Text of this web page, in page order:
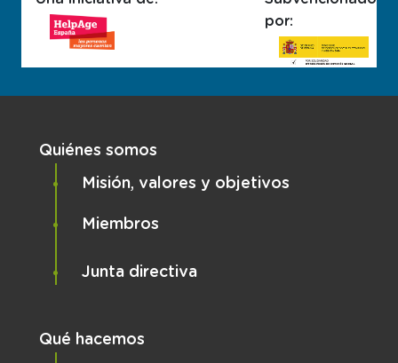
por:
Navegación principal
Quiénes somos
Misión, valores y objetivos
Miembros
Junta directiva
Qué hacemos